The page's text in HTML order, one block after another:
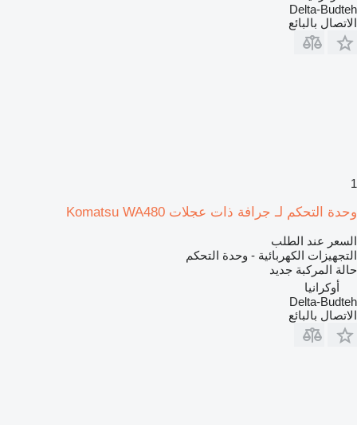
Delta-Budteh
الاتصال بالبائع
1
وحدة التحكم لـ جرافة ذات عجلات Komatsu WA480
السعر عند الطلب
التجهيزات الكهربائية - وحدة التحكم
حالة المركبة جديد
أوكرانيا
Delta-Budteh
الاتصال بالبائع